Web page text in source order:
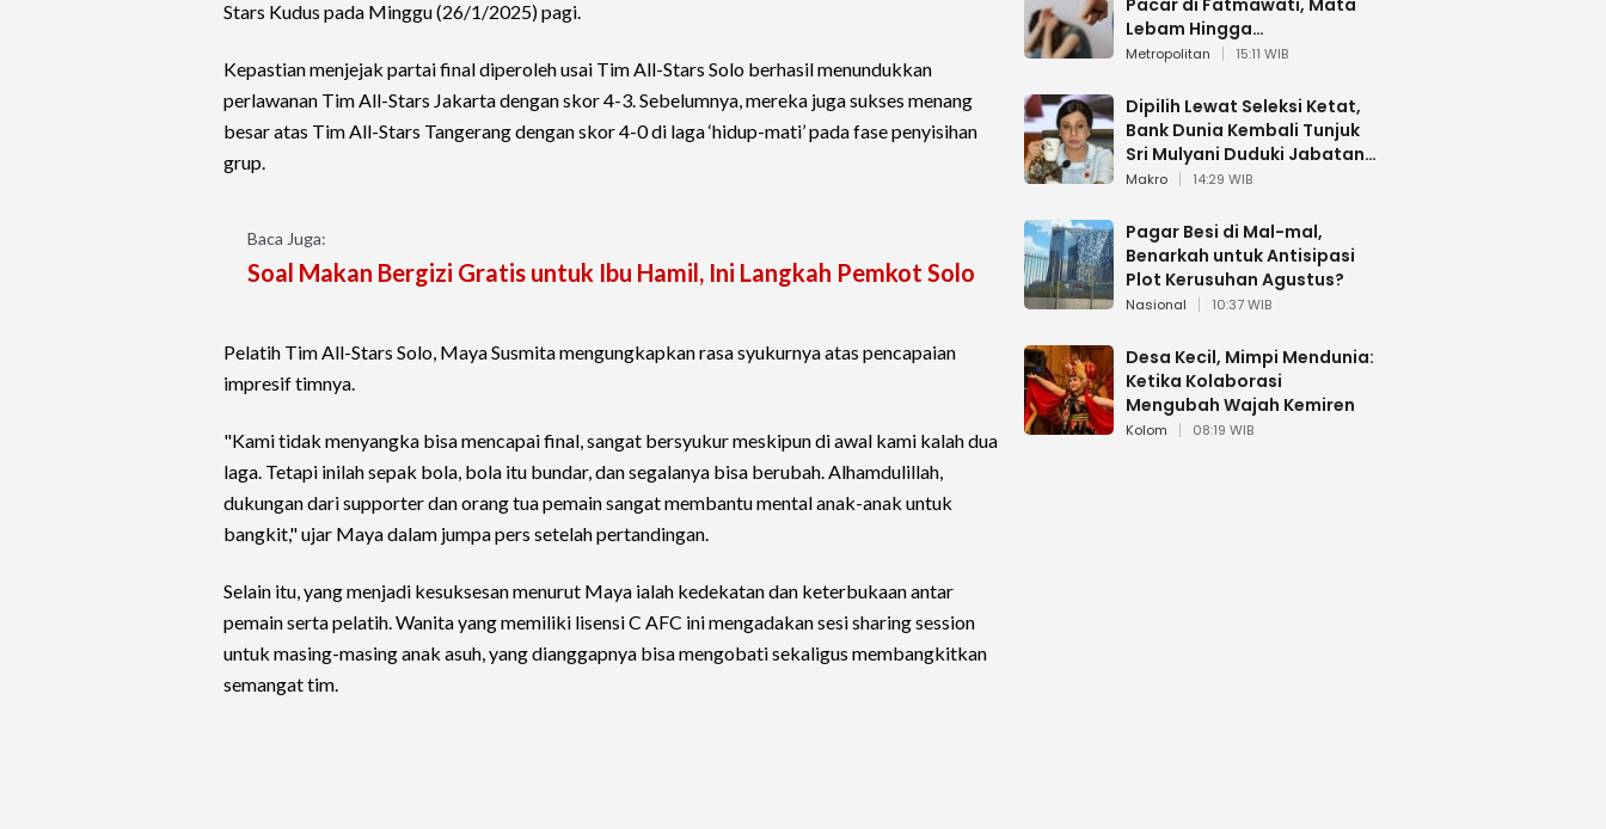
Stars Kudus pada Minggu (26/1/2025) pagi.
Kepastian menjejak partai final diperoleh usai Tim All-Stars Solo berhasil menundukkan
perlawanan Tim All-Stars Jakarta dengan skor 4-3. Sebelumnya, mereka juga sukses menang
besar atas Tim All-Stars Tangerang dengan skor 4-0 di laga ‘hidup-mati’ pada fase penyisihan
grup.
Baca Juga:
Soal Makan Bergizi Gratis untuk Ibu Hamil, Ini Langkah Pemkot Solo
Pelatih Tim All-Stars Solo, Maya Susmita mengungkapkan rasa syukurnya atas pencapaian
impresif timnya.
"Kami tidak menyangka bisa mencapai final, sangat bersyukur meskipun di awal kami kalah dua
laga. Tetapi inilah sepak bola, bola itu bundar, dan segalanya bisa berubah. Alhamdulillah,
dukungan dari supporter dan orang tua pemain sangat membantu mental anak-anak untuk
bangkit," ujar Maya dalam jumpa pers setelah pertandingan.
Selain itu, yang menjadi kesuksesan menurut Maya ialah kedekatan dan keterbukaan antar
pemain serta pelatih. Wanita yang memiliki lisensi C AFC ini mengadakan sesi sharing session
untuk masing-masing anak asuh, yang dianggapnya bisa mengobati sekaligus membangkitkan
semangat tim.
Pacar di Fatmawati, Mata
Lebam Hingga
Diselamatkan Polantas
Metropolitan 15:11 WIB
Dipilih Lewat Seleksi Ketat,
Bank Dunia Kembali Tunjuk
Sri Mulyani Duduki Jabatan
Strategis
Makro 14:29 WIB
Pagar Besi di Mal-mal,
Benarkah untuk Antisipasi
Plot Kerusuhan Agustus?
Nasional 10:37 WIB
Desa Kecil, Mimpi Mendunia:
Ketika Kolaborasi
Mengubah Wajah Kemiren
Kolom 08:19 WIB